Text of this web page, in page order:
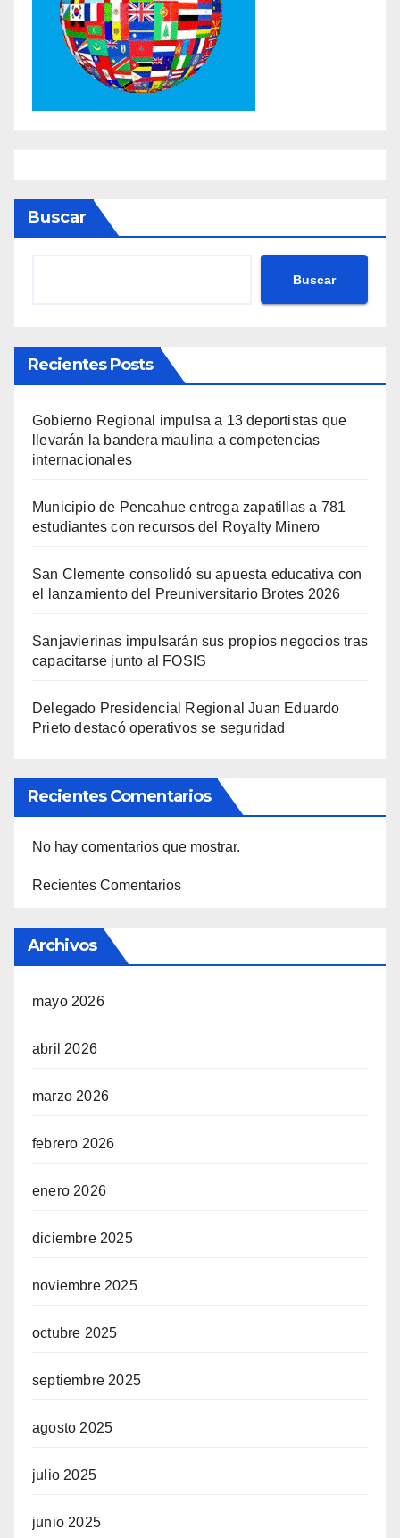
Buscar
Buscar
Recientes Posts
Gobierno Regional impulsa a 13 deportistas que
llevarán la bandera maulina a competencias
internacionales
Municipio de Pencahue entrega zapatillas a 781
estudiantes con recursos del Royalty Minero
San Clemente consolidó su apuesta educativa con
el lanzamiento del Preuniversitario Brotes 2026
Sanjavierinas impulsarán sus propios negocios tras
capacitarse junto al FOSIS
Delegado Presidencial Regional Juan Eduardo
Prieto destacó operativos se seguridad
Recientes Comentarios
No hay comentarios que mostrar.
Recientes Comentarios
Archivos
mayo 2026
abril 2026
marzo 2026
febrero 2026
enero 2026
diciembre 2025
noviembre 2025
octubre 2025
septiembre 2025
agosto 2025
julio 2025
junio 2025